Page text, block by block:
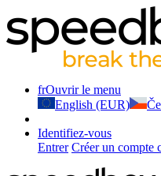
frOuvrir le menu
English (EUR)
Identifiez-vous
Entrer Créer un compte